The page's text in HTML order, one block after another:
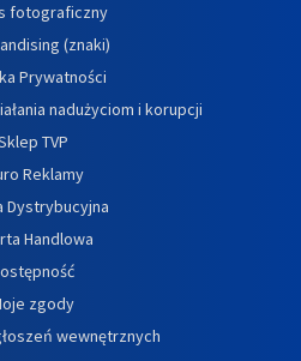
fotograficzny
(znaki)
Prywatności
nadużyciom i korupcji
TVP
Reklamy
Dystrybucyjna
Handlowa
zgody
wewnętrznych